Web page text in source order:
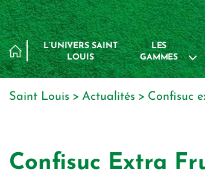
L’UNIVERS SAINT
LOUIS
LES
GAMMES
Saint Louis actualités confisuc
Confisuc Extra
Panneau de gestion des cookies